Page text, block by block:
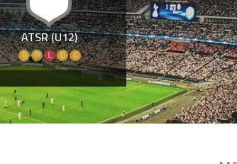
ATSR (U12)
D
D
L
D
D